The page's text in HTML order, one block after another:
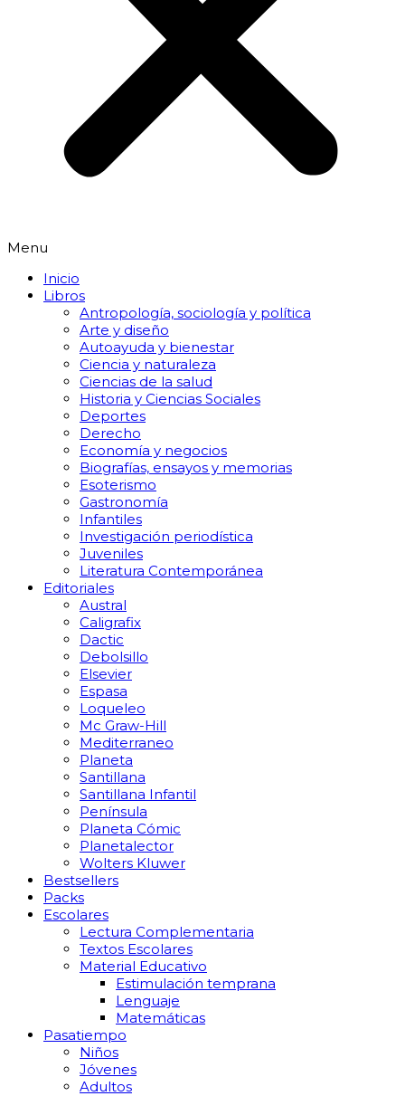
Menu
Inicio
Libros
Antropología, sociología y política
Arte y diseño
Autoayuda y bienestar
Ciencia y naturaleza
Ciencias de la salud
Historia y Ciencias Sociales
Deportes
Derecho
Economía y negocios
Biografías, ensayos y memorias
Esoterismo
Gastronomía
Infantiles
Investigación periodística
Juveniles
Literatura Contemporánea
Editoriales
Austral
Caligrafix
Dactic
Debolsillo
Elsevier
Espasa
Loqueleo
Mc Graw-Hill
Mediterraneo
Planeta
Santillana
Santillana Infantil
Península
Planeta Cómic
Planetalector
Wolters Kluwer
Bestsellers
Packs
Escolares
Lectura Complementaria
Textos Escolares
Material Educativo
Estimulación temprana
Lenguaje
Matemáticas
Pasatiempo
Niños
Jóvenes
Adultos